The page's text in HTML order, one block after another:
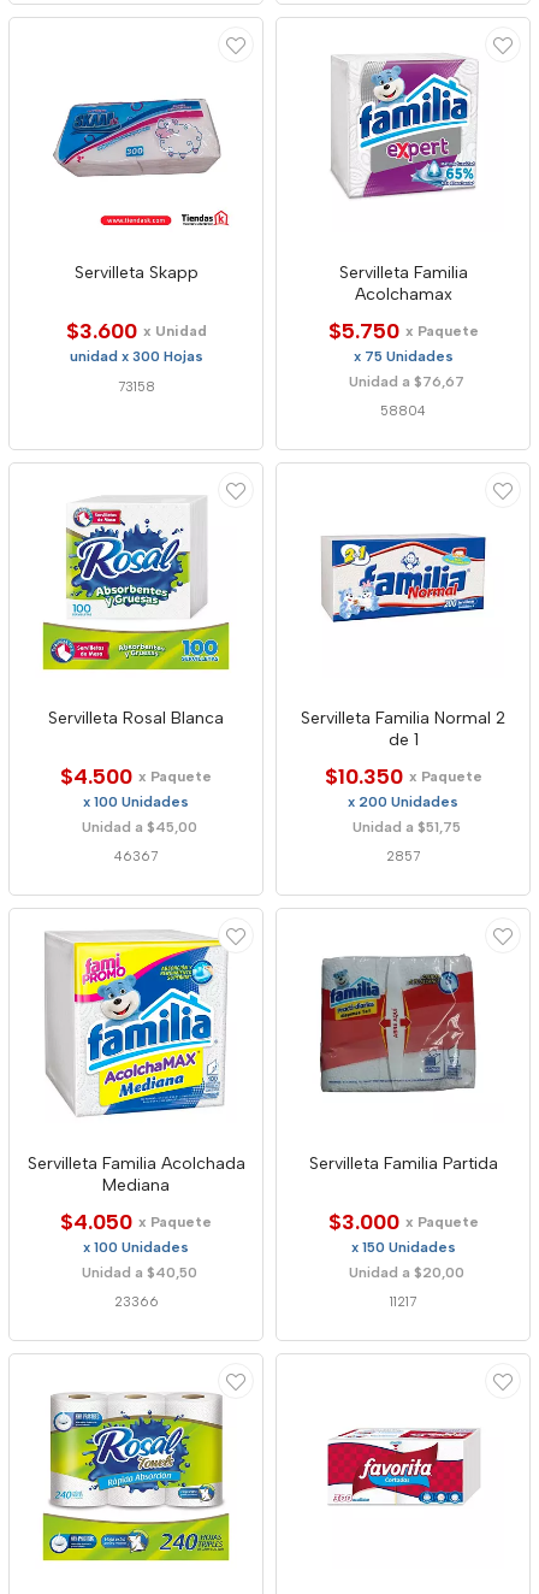
Servilleta Skapp
$3.600 x Unidad
unidad x 300 Hojas
73158
Servilleta Familia
Acolchamax
$5.750 x Paquete
x 75 Unidades
Unidad a $76,67
58804
Servilleta Rosal Blanca
$4.500 x Paquete
x 100 Unidades
Unidad a $45,00
46367
Servilleta Familia Normal 2
de 1
$10.350 x Paquete
x 200 Unidades
Unidad a $51,75
2857
Servilleta Familia Acolchada
Mediana
$4.050 x Paquete
x 100 Unidades
Unidad a $40,50
23366
Servilleta Familia Partida
$3.000 x Paquete
x 150 Unidades
Unidad a $20,00
11217